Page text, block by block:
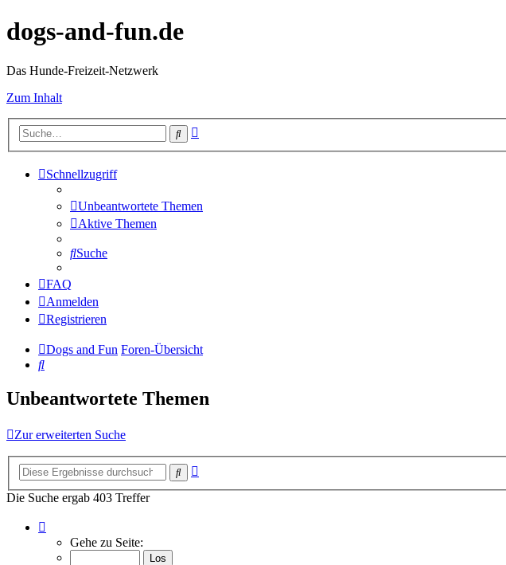
dogs-and-fun.de
Das Hunde-Freizeit-Netzwerk
Zum Inhalt
Suche
Schnellzugriff
Unbeantwortete Themen
Aktive Themen
Suche
FAQ
Anmelden
Registrieren
Dogs and Fun Foren-Übersicht
Suche
Unbeantwortete Themen
Zur erweiterten Suche
Suche
Die Suche ergab 403 Treffer
von
Gehe zu Seite: